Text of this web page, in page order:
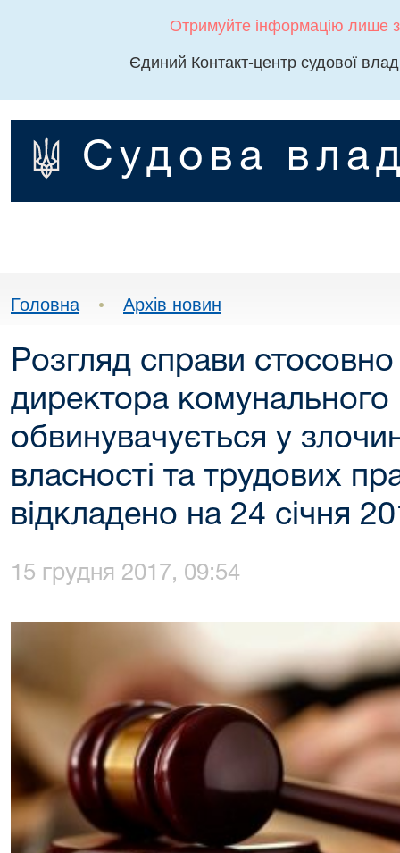
Отримуйте інформацію лише
Єдиний Контакт-центр судової
Судова
Головна • Архів новин
Розгляд справи
директора комунального
обвинувачується у
власності та трудових
відкладено на 24 січня
15 грудня 2017, 09:54